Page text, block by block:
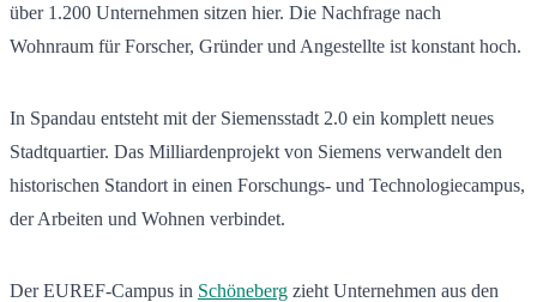
über 1.200 Unternehmen sitzen hier. Die Nachfrage nach
Wohnraum für Forscher, Gründer und Angestellte ist konstant hoch.
In Spandau entsteht mit der Siemensstadt 2.0 ein komplett neues
Stadtquartier. Das Milliardenprojekt von Siemens verwandelt den
historischen Standort in einen Forschungs- und Technologiecampus,
der Arbeiten und Wohnen verbindet.
Der EUREF-Campus in Schöneberg zieht Unternehmen aus den